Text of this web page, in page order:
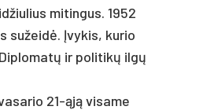
mi­tin­gus. 1952
su­žeidė. Įvy­kis, ku­rio
ir po­li­tikų ilgų
21-ąją vi­sa­me